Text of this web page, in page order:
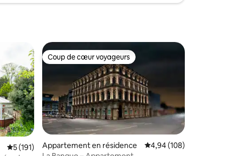
: 4,95 sur 5
appréciés
Évaluation moyenne sur la base de 191 commentaires : 5 sur 5
5 (191)
Coup de cœur voyageurs
Coup de cœur voyageurs
Appartement en résidence Évaluation moyenne
4,94 (108)